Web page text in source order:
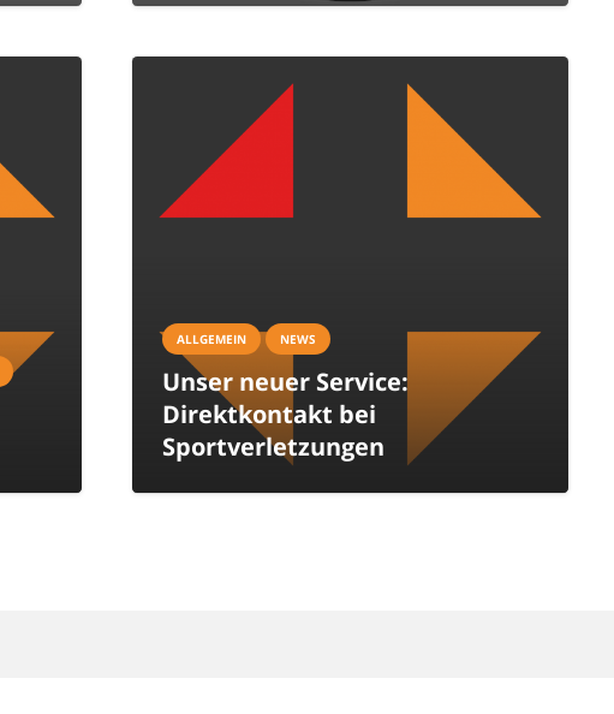
ALLGEMEIN NEWS
Unser neuer Service:
Direktkontakt bei
Sportverletzungen